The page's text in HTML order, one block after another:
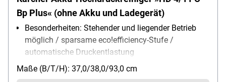
Bp Plus« (ohne Akku und Ladegerät)
Besonderheiten: Stehender und liegender Betrieb
möglich / sparsame eco!efficiency-Stufe /
automatische Druckentlastung
Lieferumfang: Hochdruckreiniger /
Handspritzpistole EASY!Force / HD-Schlauch 10 m
Maße (B/T/H): 37,0/38,0/93,0 cm